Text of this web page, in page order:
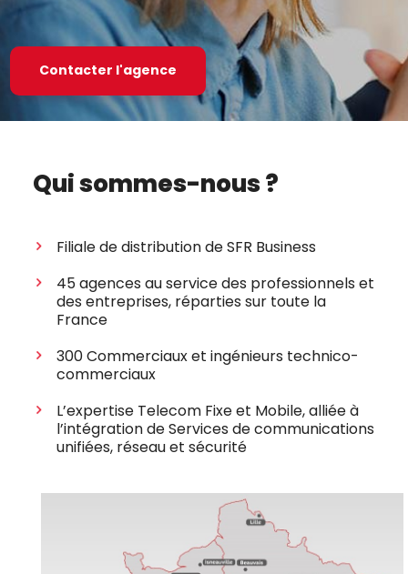
Contacter l'agence
Qui sommes-nous ?
Filiale de distribution de SFR Business
45 agences au service des professionnels et
des entreprises, réparties sur toute la
France
300 Commerciaux et ingénieurs technico-
commerciaux
L’expertise Telecom Fixe et Mobile, alliée à
l’intégration de Services de communications
unifiées, réseau et sécurité